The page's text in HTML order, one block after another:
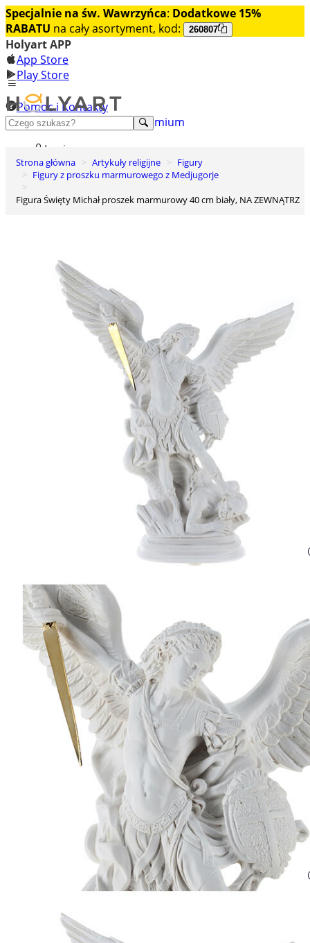
Specjalnie na św. Wawrzyńca: Dodatkowe 15%
RABATU na cały asortyment, kod: 260807
Holyart APP
App Store
Play Store
Pomoc i Kontakty
+48 222 922 860
Odkryj premium
Login
Lista życzeń
Koszyk
Strona główna Artykuły religijne
Figury
Figury z proszku marmurowego z Medjugorje
Figura Święty Michał proszek marmurowy 40 cm biały, NA ZEWNĄTRZ